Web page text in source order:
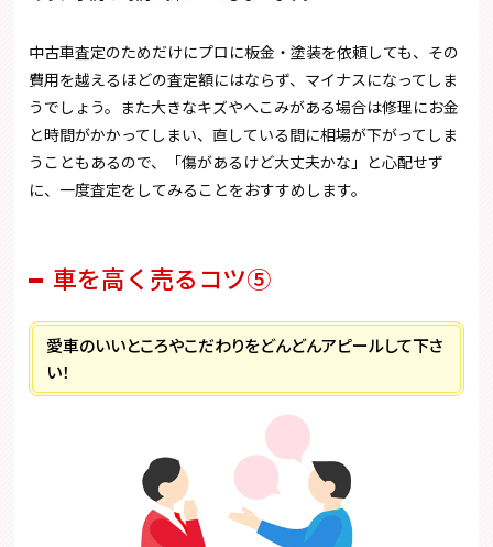
中古車査定のためだけにプロに板金・塗装を依頼しても、その
費用を越えるほどの査定額にはならず、マイナスになってしま
うでしょう。また大きなキズやへこみがある場合は修理にお金
と時間がかかってしまい、直している間に相場が下がってしま
うこともあるので、「傷があるけど大丈夫かな」と心配せず
に、一度査定をしてみることをおすすめします。
車を高く売るコツ⑤
愛車のいいところやこだわりをどんどんアピールして下さ
い！